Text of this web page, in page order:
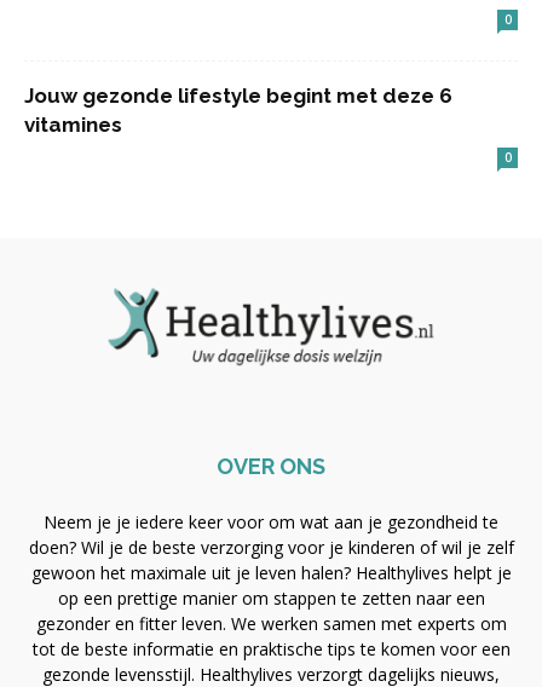
0
Jouw gezonde lifestyle begint met deze 6
vitamines
0
OVER ONS
Neem je je iedere keer voor om wat aan je gezondheid te
doen? Wil je de beste verzorging voor je kinderen of wil je zelf
gewoon het maximale uit je leven halen? Healthylives helpt je
op een prettige manier om stappen te zetten naar een
gezonder en fitter leven. We werken samen met experts om
tot de beste informatie en praktische tips te komen voor een
gezonde levensstijl. Healthylives verzorgt dagelijks nieuws,